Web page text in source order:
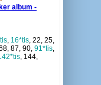
album -
, 16*tis, 22, 25,
87, 90, 91*tis,
, 144,